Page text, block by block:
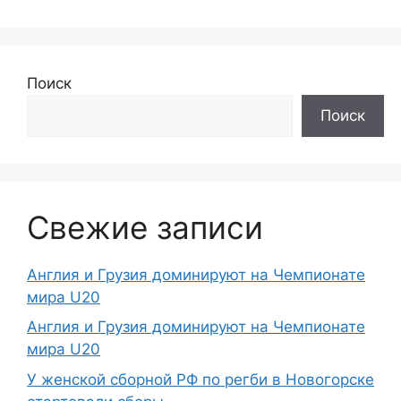
Поиск
Поиск
Свежие записи
Англия и Грузия доминируют на Чемпионате
мира U20
Англия и Грузия доминируют на Чемпионате
мира U20
У женской сборной РФ по регби в Новогорске